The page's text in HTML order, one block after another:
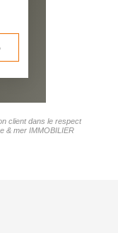
client dans le respect
& mer IMMOBILIER